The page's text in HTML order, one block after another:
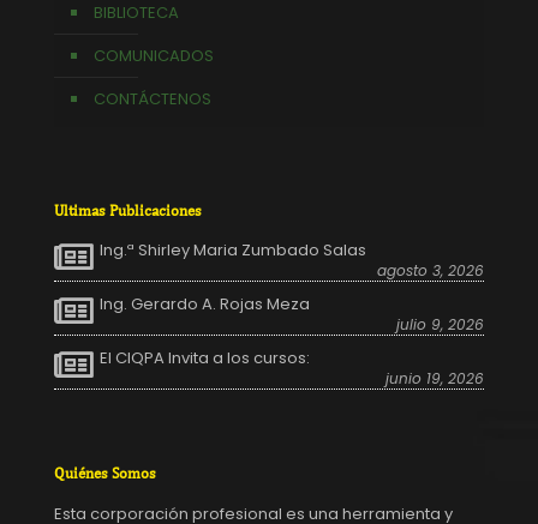
BIBLIOTECA
COMUNICADOS
CONTÁCTENOS
Ultimas Publicaciones
Ing.ª Shirley Maria Zumbado Salas
agosto 3, 2026
Ing. Gerardo A. Rojas Meza
julio 9, 2026
El CIQPA Invita a los cursos:
junio 19, 2026
Quiénes Somos
Esta corporación profesional es una herramienta y